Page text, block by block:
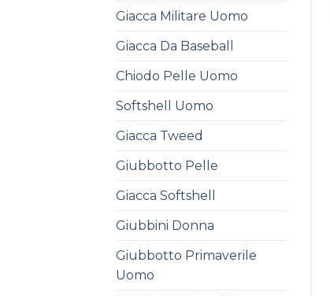
Giacca Militare Uomo
Giacca Da Baseball
Chiodo Pelle Uomo
Softshell Uomo
Giacca Tweed
Giubbotto Pelle
Giacca Softshell
Giubbini Donna
Giubbotto Primaverile
Uomo